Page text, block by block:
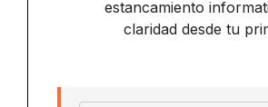
estancamiento
claridad desde tu